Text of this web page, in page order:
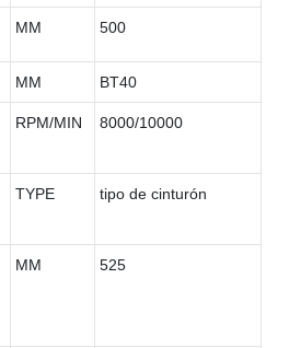
MM 500
MM BT40
RPM/MIN 8000/10000
TYPE tipo de cinturón
MM 525